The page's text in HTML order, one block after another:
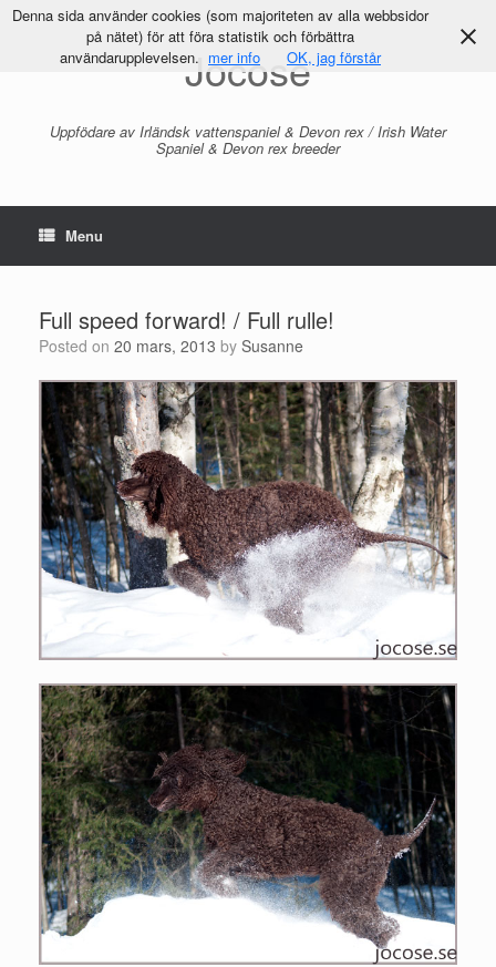
Jocose
Uppfödare av Irländsk vattenspaniel & Devon rex / Irish Water
Spaniel & Devon rex breeder
Menu
Full speed forward! / Full rulle!
Posted on 20 mars, 2013 by Susanne
Denna sida använder cookies (som majoriteten av alla webbsidor
på nätet) för att föra statistik och förbättra
användarupplevelsen. mer info OK, jag förstår